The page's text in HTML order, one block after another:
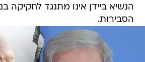
הנשיא ביידן אינו מתנגד לחקיקה
הסבירות.